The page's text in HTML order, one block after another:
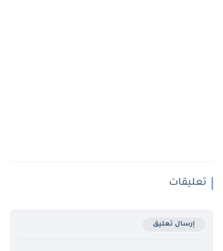
تعليقات
إرسال تعليق